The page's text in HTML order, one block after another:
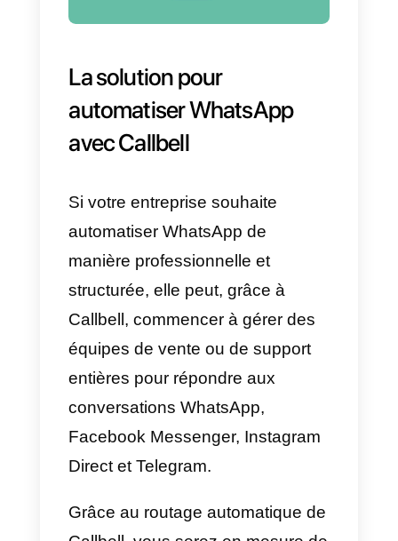
Création d’un robot pour
WhatsApp
Pourdévelopper un chatbot sur
WhatsApp, votre entreprise devra
utiliser l’API WhatsApp Business
et s’appuyer sur des plateformes
externes, qui vous permettent de
créer des bots capables de gérer
une conversation avec
l’utilisateur.
Il existe de nombreuses